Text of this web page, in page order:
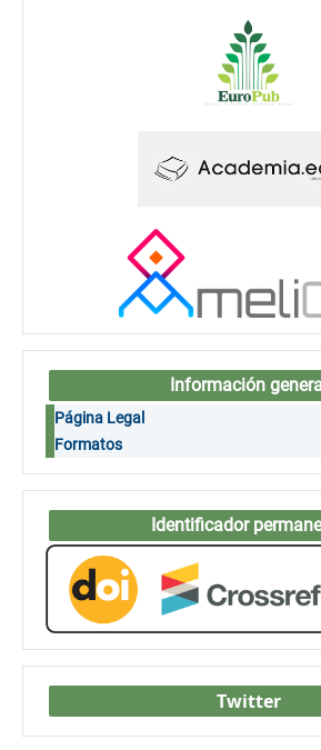
Información
Página Legal
Formatos
Identificador
Twitter